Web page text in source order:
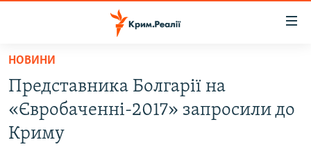
Перейти
основного
матеріалу
Перейти
до
ВОДА.КРИМ
ВІДЕО ТА ФОТО
НОВИНИ
Представника Болгарії на
«Євробаченні-2017» запросили до
Криму